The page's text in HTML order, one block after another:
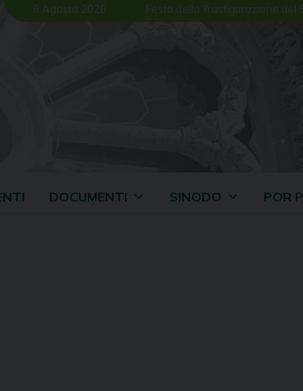
6 Agosto 2026 Festa della Trasfigurazione del
DOCUMENTI SINODO POR